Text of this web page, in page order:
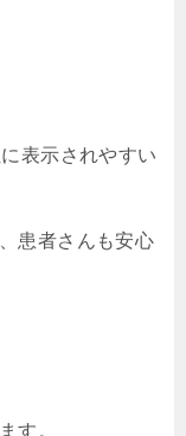
表示されやすい
患者さんも安心
す。